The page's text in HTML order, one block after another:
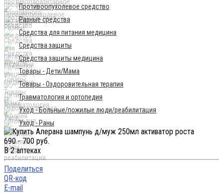
Противоопухолевое средство
Разные средства
Средства для питания медицина
Средства защиты
Средства защиты медицина
Товары - Дети/Мама
Товары - Оздоровительная терапия
Травматология и ортопедия
Уход - Больные/пожилые люди/реабилитация
Уход - Раны
690 - 700 руб.
В 2 аптеках
Поделиться
QR-код
E-mail